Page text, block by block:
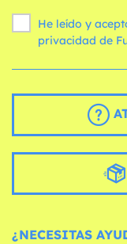
He leído y
privacidad de
¿NECESITAS